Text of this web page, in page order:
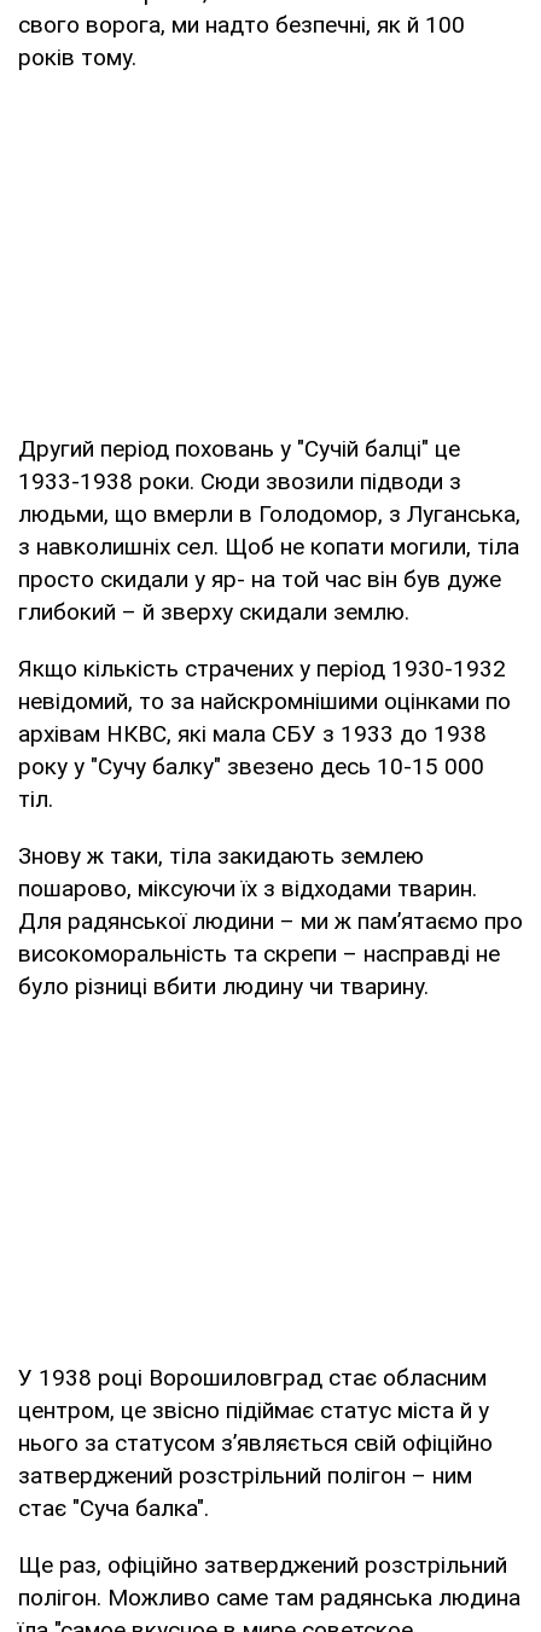
свого ворога, ми надто безпечні, як й 100
років тому.
Другий період поховань у "Сучій балці" це
1933-1938 роки. Сюди звозили підводи з
людьми, що вмерли в Голодомор, з Луганська,
з навколишніх сел. Щоб не копати могили, тіла
просто скидали у яр- на той час він був дуже
глибокий – й зверху скидали землю.
Якщо кількість страчених у період 1930-1932
невідомий, то за найскромнішими оцінками по
архівам НКВС, які мала СБУ з 1933 до 1938
року у "Сучу балку" звезено десь 10-15 000
тіл.
Знову ж таки, тіла закидають землею
пошарово, міксуючи їх з відходами тварин.
Для радянської людини – ми ж пам’ятаємо про
високоморальність та скрепи – насправді не
було різниці вбити людину чи тварину.
У 1938 році Ворошиловград стає обласним
центром, це звісно підіймає статус міста й у
нього за статусом з’являється свій офіційно
затверджений розстрільний полігон – ним
стає "Суча балка".
Ще раз, офіційно затверджений розстрільний
полігон. Можливо саме там радянська людина